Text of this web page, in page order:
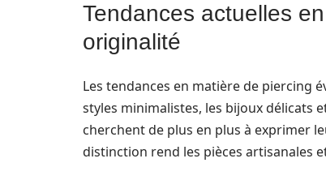
Tendances actuelles
originalité
Les tendances en matière de piercing
styles minimalistes, les bijoux délicats
cherchent de plus en plus à exprimer
distinction rend les pièces artisanales